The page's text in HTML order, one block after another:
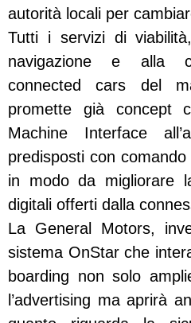
autorità locali per
Tutti i servizi di
navigazione e alla
connected cars del
promette già concept
Machine Interface
predisposti con
in modo da migliorare
digitali offerti dalla
La General Motors,
sistema OnStar che
boarding non solo
l’advertising ma aprirà